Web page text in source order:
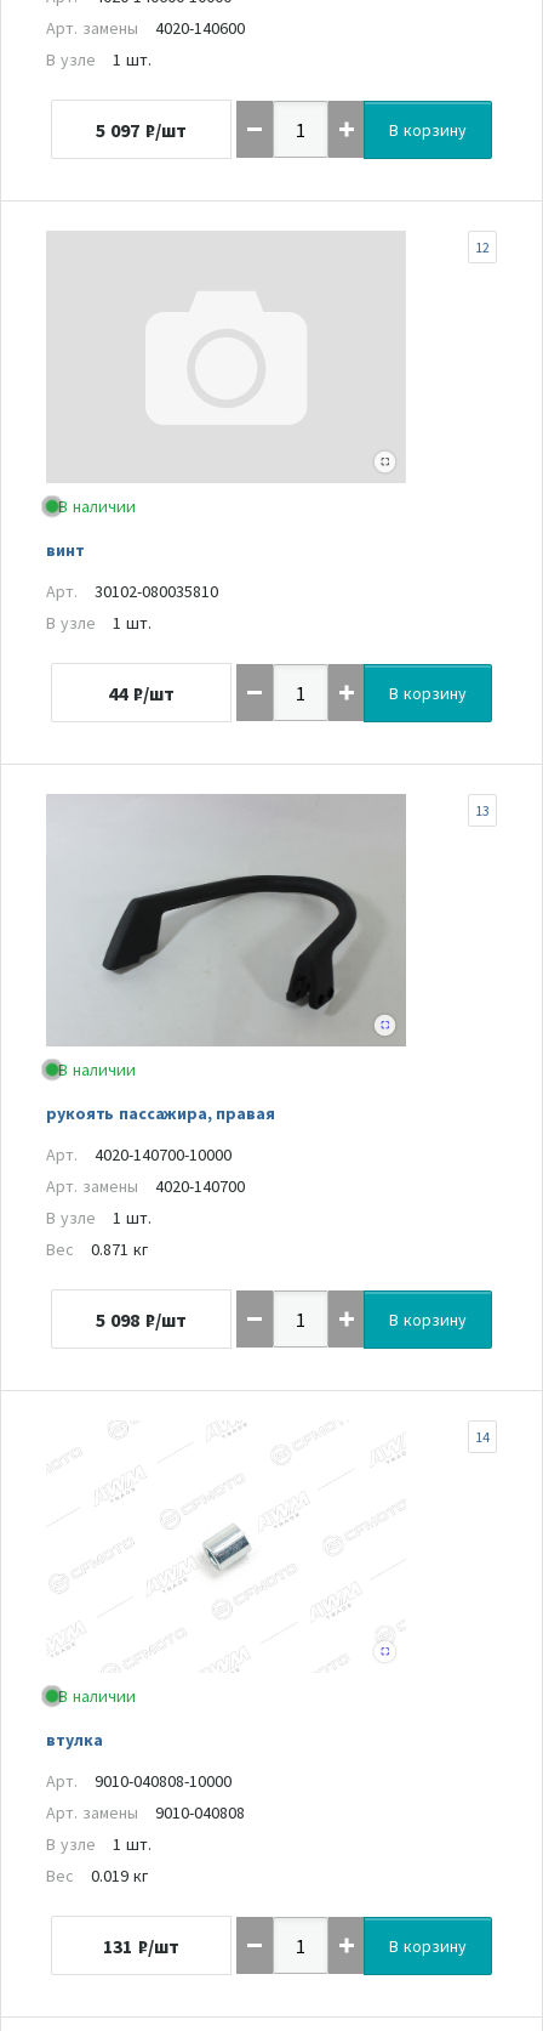
Арт. замены
4020-140600
В узле
1 шт.
5 097 ₽/шт В корзину
В наличии
винт
12
Арт.
30102-080035810
В узле
1 шт.
44 ₽/шт В корзину
В наличии
рукоять пассажира, правая
13
Арт.
4020-140700-10000
Арт. замены
4020-140700
В узле
1 шт.
Вес
0.871 кг
5 098 ₽/шт В корзину
В наличии
втулка
14
Арт.
9010-040808-10000
Арт. замены
9010-040808
В узле
1 шт.
Вес
0.019 кг
131 ₽/шт В корзину